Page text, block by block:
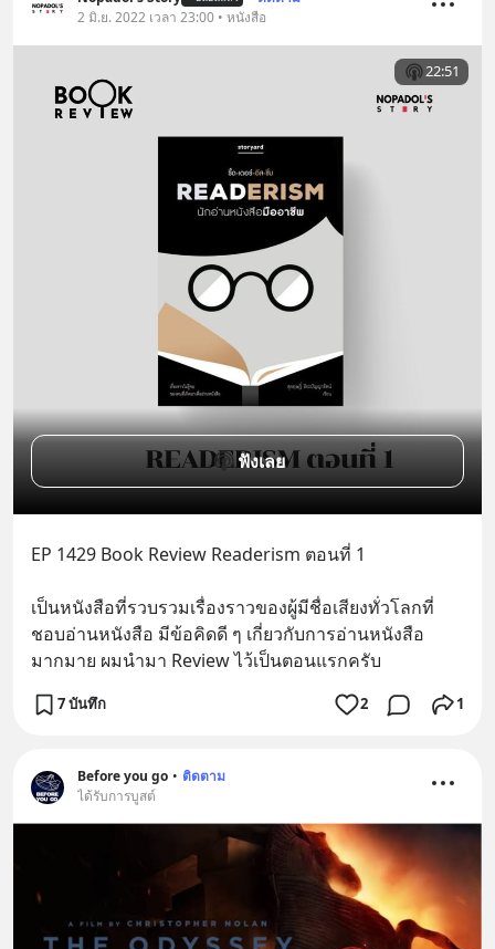
2 มิ.ย. 2022 เวลา 23:00 • หนังสือ
22:51
ฟังเลย
EP 1429 Book Review Readerism ตอนที่ 1
เป็นหนังสือที่รวบรวมเรื่องราวของผู้มีชื่อเสียงทั่วโลกที่
ชอบอ่านหนังสือ มีข้อคิดดี ๆ เกี่ยวกับการอ่านหนังสือ
มากมาย ผมนำมา Review ไว้เป็นตอนแรกครับ
7 บันทึก 2 1
Before you go • ติดตาม
ได้รับการบูสต์